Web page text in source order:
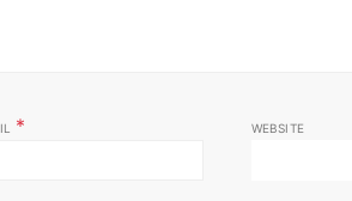
* WEBSITE